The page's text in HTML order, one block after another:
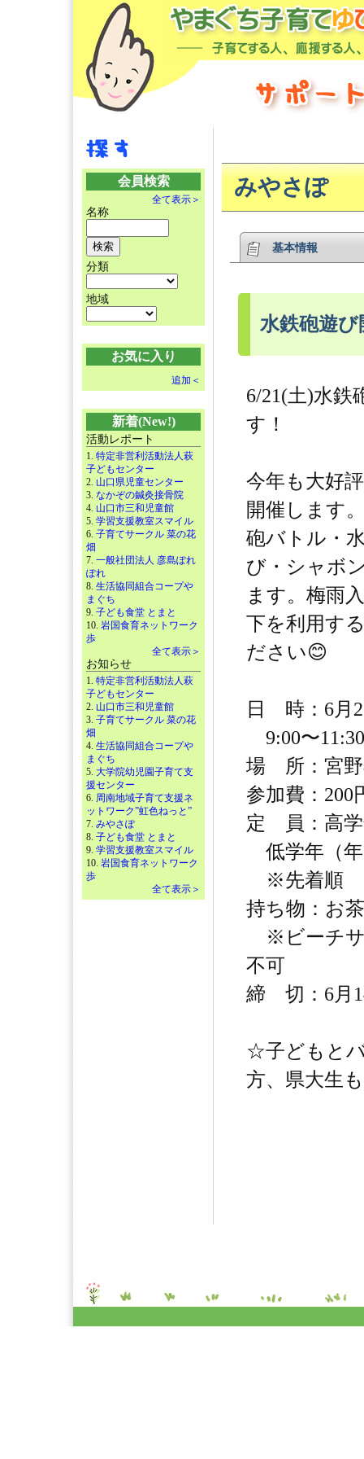
会員検索
全て表示＞
名称
分類
地域
お気に入り
追加＜
新着(New!)
活動レポート
1. 特定非営利活動法人萩
子どもセンター
2. 山口県児童センター
3. なかぞの鍼灸接骨院
4. 山口市三和児童館
5. 学習支援教室スマイル
6. 子育てサークル 菜の花
畑
7. 一般社団法人 彦島ぽれ
ぽれ
8. 生活協同組合コープや
まぐち
9. 子ども食堂 とまと
10. 岩国食育ネットワーク
歩
全て表示＞
お知らせ
1. 特定非営利活動法人萩
子どもセンター
2. 山口市三和児童館
3. 子育てサークル 菜の花
畑
4. 生活協同組合コープや
まぐち
5. 大学院幼児園子育て支
援センター
6. 周南地域子育て支援ネ
ットワーク”虹色ねっと”
7. みやさぽ
8. 子ども食堂 とまと
9. 学習支援教室スマイル
10. 岩国食育ネットワーク
歩
全て表示＞
みやさぽ
基本情報
水鉄砲遊び
6/21(土)水鉄
す！
今年も大好
開催します
砲バトル・
び・シャボ
ます。梅雨
下を利用す
ださい😊
日 時：6月
9:00〜
場 所：宮野
参加費：200
定 員：高学
低学年（年
※先着順
持ち物：お
※ビーチサ
不可
締 切：6月
☆子どもと
方、県大生